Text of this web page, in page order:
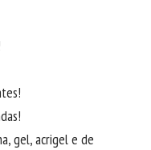
gel, acrigel e de